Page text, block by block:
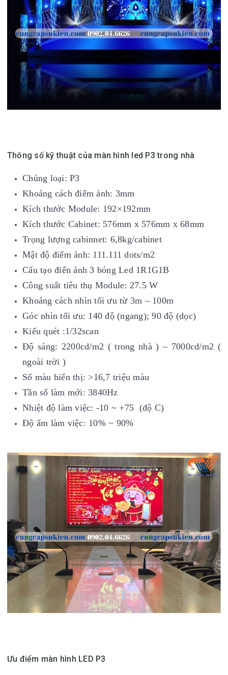
Thông số kỹ thuật của màn hình led P3 trong nhà
Chủng loại: P3
Khoảng cách điểm ảnh: 3mm
Kích thước Module: 192×192mm
Kích thước Cabinet: 576mm x 576mm x 68mm
Trọng lượng cabinnet: 6,8kg/cabinet
Mật độ điểm ảnh: 111.111 dots/m2
Cấu tạo điển ảnh 3 bóng Led 1R1G1B
Công suất tiêu thụ Module: 27.5 W
Khoảng cách nhìn tối ưu từ 3m – 100m
Góc nhìn tối ưu: 140 độ (ngang); 90 độ (dọc)
Kiểu quét :1/32scan
Độ sáng: 2200cd/m2 ( trong nhà ) – 7000cd/m2 (
ngoài trời )
Số màu hiển thị: >16,7 triệu màu
Tần số làm mới: 3840Hz
Nhiệt độ làm việc: -10 ~ +75 (độ C)
Độ ẩm làm việc: 10% ~ 90%
Ưu điểm màn hình LED P3